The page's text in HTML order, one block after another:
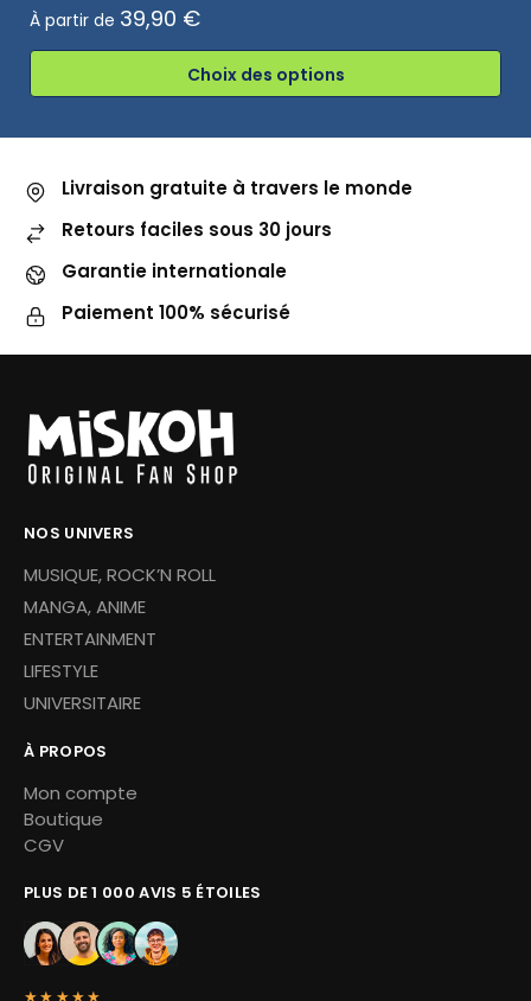
À partir de 39,90 €
Choix des options
Livraison gratuite à travers le monde
Retours faciles sous 30 jours
Garantie internationale
Paiement 100% sécurisé
NOS UNIVERS
MUSIQUE, ROCK’N ROLL
MANGA, ANIME
ENTERTAINMENT
LIFESTYLE
UNIVERSITAIRE
À PROPOS
Mon compte
Boutique
CGV
PLUS DE 1 000 AVIS 5 ÉTOILES